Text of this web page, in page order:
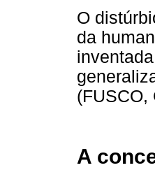
O
da
(FUSCO,
A